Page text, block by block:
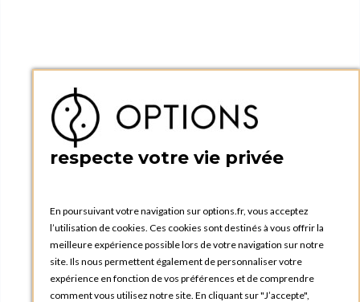
respecte votre vie privée
En poursuivant votre navigation sur options.fr, vous acceptez
l’utilisation de cookies. Ces cookies sont destinés à vous offrir la
meilleure expérience possible lors de votre navigation sur notre
site. Ils nous permettent également de personnaliser votre
expérience en fonction de vos préférences et de comprendre
comment vous utilisez notre site. En cliquant sur "J’accepte",